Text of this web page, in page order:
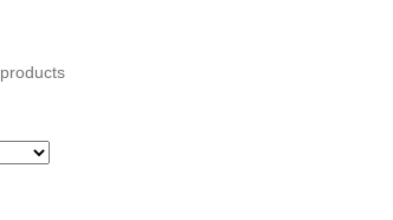
products